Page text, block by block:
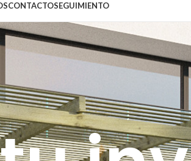
CONTACTOSEGUIMIENTO